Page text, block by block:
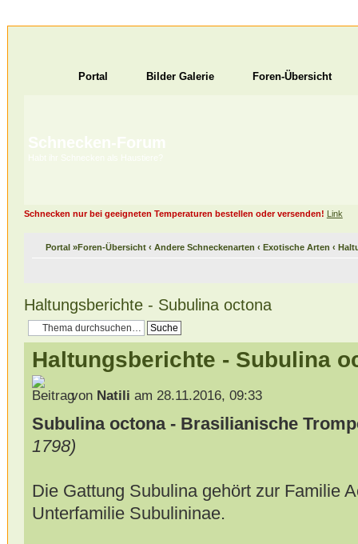
Portal Bilder Galerie Foren-Übersicht
Schnecken-Forum
Habt ihr Schnecken als Haustiere?
Schnecken nur bei geeigneten Temperaturen bestellen oder versenden! Link
Portal»Foren-Übersicht ‹ Andere Schneckenarten ‹ Exotische Arten ‹
Haltungsberichte - Subulina octona
Haltungsberichte - Subulina
von Natili am 28.11.2016, 09:33
Subulina octona - Brasilianische
1798)
Die Gattung Subulina gehört zur Familie
Unterfamilie Subulininae.